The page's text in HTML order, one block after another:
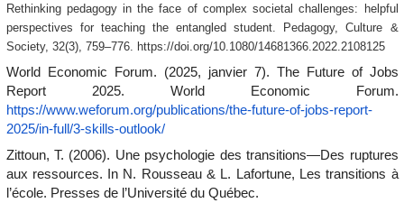
Rethinking pedagogy in the face of complex societal challenges: helpful
perspectives for teaching the entangled student.
Pedagogy, Culture &
Society, 32(3), 759–776. https://doi.org/10.1080/14681366.2022.2108125
World Economic Forum. (2025, janvier 7). The Future of Jobs
Report 2025. World Economic Forum.
https://www.weforum.org/publications/the-future-of-jobs-report-
2025/in-full/3-skills-outlook/
Zittoun, T. (2006). Une psychologie des transitions—Des ruptures
aux ressources. In N. Rousseau & L. Lafortune, Les transitions à
l’école. Presses de l’Université du Québec.